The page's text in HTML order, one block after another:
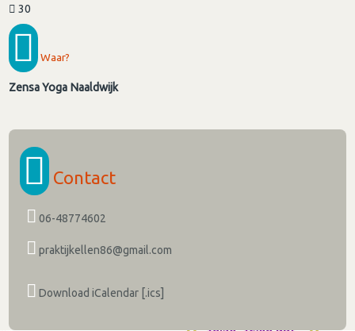
30
Waar?
Zensa Yoga Naaldwijk
Contact
06-48774602
praktijkellen86@gmail.com
Download iCalendar [.ics]